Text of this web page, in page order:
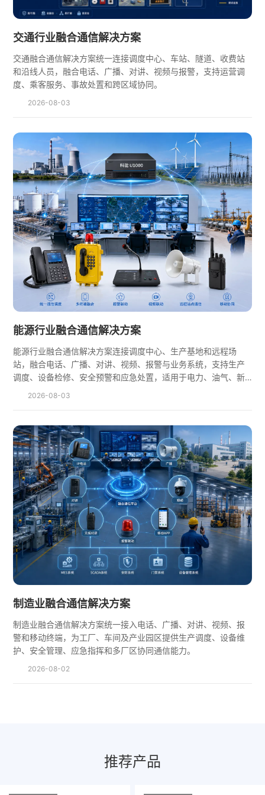
交通行业融合通信解决方案
交通融合通信解决方案统一连接调度中心、车站、隧道、收费站
和沿线人员，融合电话、广播、对讲、视频与报警，支持运营调
度、乘客服务、事故处置和跨区域协同。
2026-08-03
能源行业融合通信解决方案
能源行业融合通信解决方案连接调度中心、生产基地和远程场
站，融合电话、广播、对讲、视频、报警与业务系统，支持生产
调度、设备检修、安全预警和应急处置，适用于电力、油气、新
2026-08-03
制造业融合通信解决方案
制造业融合通信解决方案统一接入电话、广播、对讲、视频、报
警和移动终端，为工厂、车间及产业园区提供生产调度、设备维
护、安全管理、应急指挥和多厂区协同通信能力。
2026-08-02
推荐产品